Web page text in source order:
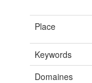
Place
Keywords
Domaines